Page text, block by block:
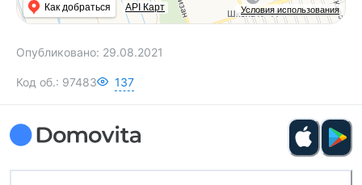
Условия использования
Как добраться API Карт
Опубликовано: 29.08.2021
Код об.: 97483 137